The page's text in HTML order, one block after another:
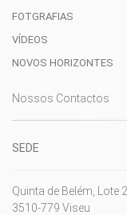
FOTGRAFIAS
VÍDEOS
NOVOS HORIZONTES
Nossos Contactos
SEDE
Quinta de Belém, Lote
3510-779 Viseu